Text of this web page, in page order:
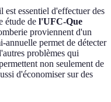
essentiel d'effectuer des
étude de l'UFC-Que
proviennent d'un
annuelle permet de détecter
problèmes qui
non seulement de
d'économiser sur des